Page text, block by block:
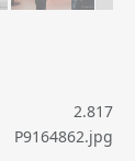
2.817
P9164862.jpg